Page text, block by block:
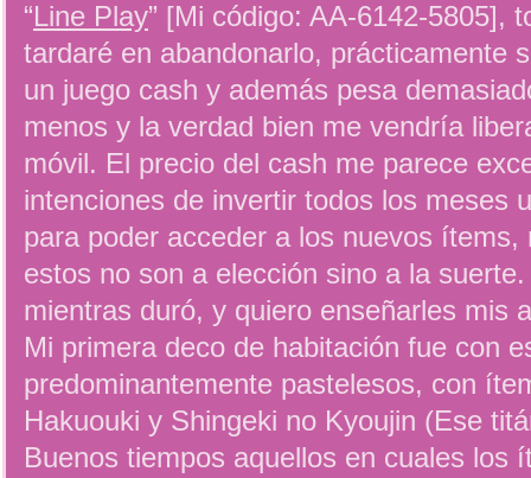
“Line Play” [Mi código: AA-6142-5805],
tardaré en abandonarlo, prácticamente
un juego cash y además pesa
menos y la verdad bien me vendría
móvil. El precio del cash me parece
intenciones de invertir todos los meses
para poder acceder a los nuevos ítems,
estos no son a elección sino a la
mientras duró, y quiero enseñarles mis
Mi primera deco de habitación fue con
predominantemente pastelesos, con
Hakuouki y Shingeki no Kyoujin (Ese
Buenos tiempos aquellos en cuales los